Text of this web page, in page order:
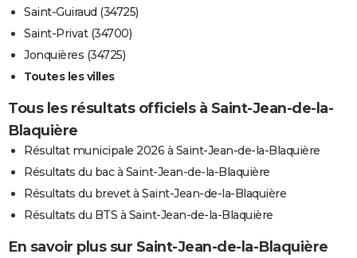
Saint-Guiraud (34725)
Saint-Privat (34700)
Jonquières (34725)
Toutes les villes
Tous les résultats officiels à Saint-Jean-de-la-
Blaquière
Résultat municipale 2026 à Saint-Jean-de-la-Blaquière
Résultats du bac à Saint-Jean-de-la-Blaquière
Résultats du brevet à Saint-Jean-de-la-Blaquière
Résultats du BTS à Saint-Jean-de-la-Blaquière
En savoir plus sur Saint-Jean-de-la-Blaquière